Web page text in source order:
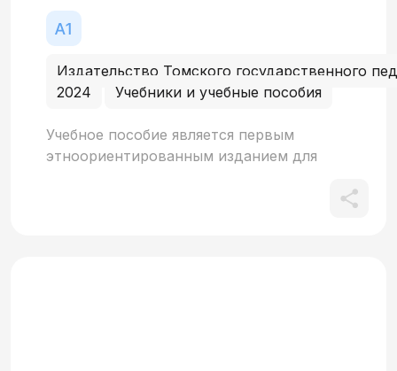
Издательство Томского государственного
2024
Учебники и учебные пособия
Учебное пособие является первым
этноориентированным изданием для